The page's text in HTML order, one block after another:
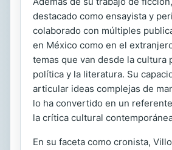
destacado como ensayista y
colaborado con múltiples
en México como en el
temas que van desde la cultura
política y la literatura. Su
articular ideas complejas de
lo ha convertido en un
la crítica cultural
En su faceta como cronista,